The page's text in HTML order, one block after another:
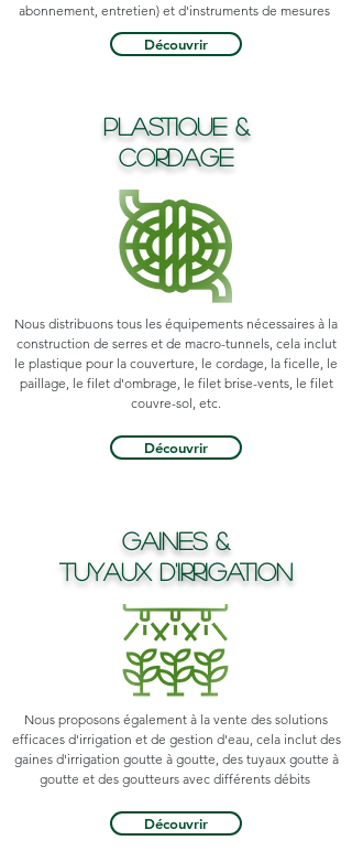
abonnement, entretien) et d'instruments de mesures
Découvrir
Plastique &
Cordage
Nous distribuons tous les équipements nécessaires à la
construction de serres et de macro-tunnels, cela inclut
le plastique pour la couverture, le cordage, la ficelle, le
paillage, le filet d'ombrage, le filet brise-vents, le filet
couvre-sol, etc.
Découvrir
Gaines &
Tuyaux d'irrigation
Nous proposons également à la vente des solutions
efficaces d'irrigation et de gestion d'eau, cela inclut des
gaines d'irrigation goutte à goutte, des tuyaux goutte à
goutte et des goutteurs avec différents débits
Découvrir